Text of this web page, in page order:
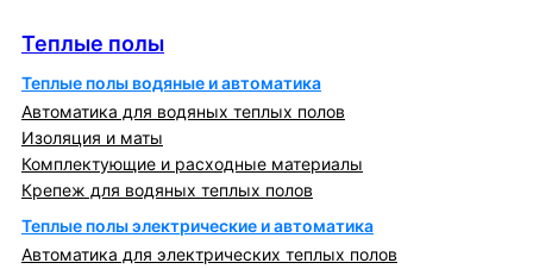
Теплые полы
Теплые полы водяные и автоматика
Автоматика для водяных теплых полов
Изоляция и маты
Комплектующие и расходные материалы
Крепеж для водяных теплых полов
Теплые полы электрические и автоматика
Автоматика для электрических теплых полов